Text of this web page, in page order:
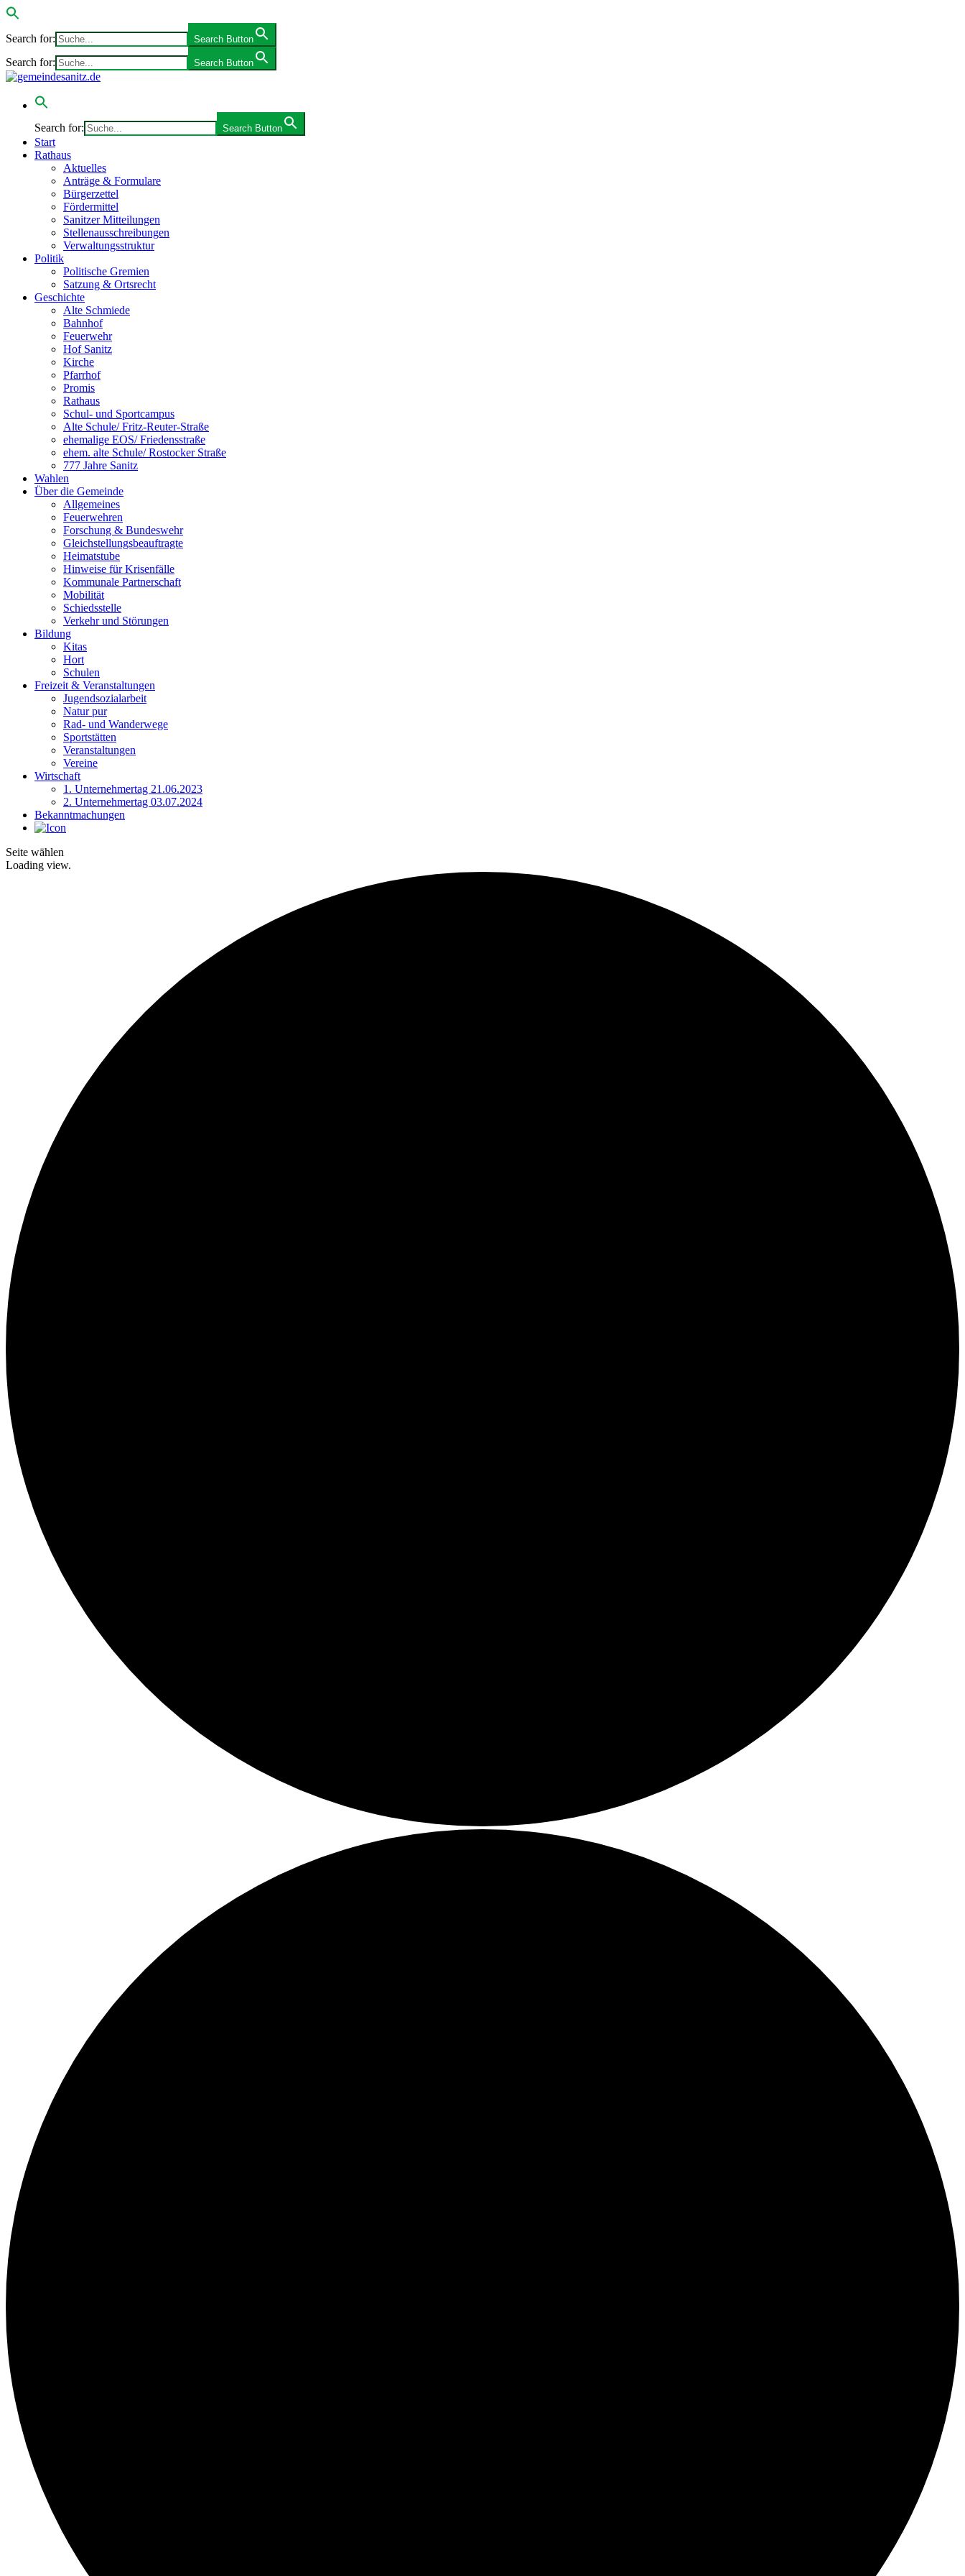
Search for: Search Button
Search for: Search Button
Search for: Search Button
Start
Rathaus
Aktuelles
Anträge & Formulare
Bürgerzettel
Fördermittel
Sanitzer Mitteilungen
Stellenausschreibungen
Verwaltungsstruktur
Politik
Politische Gremien
Satzung & Ortsrecht
Geschichte
Alte Schmiede
Bahnhof
Feuerwehr
Hof Sanitz
Kirche
Pfarrhof
Promis
Rathaus
Schul- und Sportcampus
Alte Schule/ Fritz-Reuter-Straße
ehemalige EOS/ Friedensstraße
ehem. alte Schule/ Rostocker Straße
777 Jahre Sanitz
Wahlen
Über die Gemeinde
Allgemeines
Feuerwehren
Forschung & Bundeswehr
Gleichstellungsbeauftragte
Heimatstube
Hinweise für Krisenfälle
Kommunale Partnerschaft
Mobilität
Schiedsstelle
Verkehr und Störungen
Bildung
Kitas
Hort
Schulen
Freizeit & Veranstaltungen
Jugendsozialarbeit
Natur pur
Rad- und Wanderwege
Sportstätten
Veranstaltungen
Vereine
Wirtschaft
1. Unternehmertag 21.06.2023
2. Unternehmertag 03.07.2024
Bekanntmachungen
Seite wählen
Loading view.